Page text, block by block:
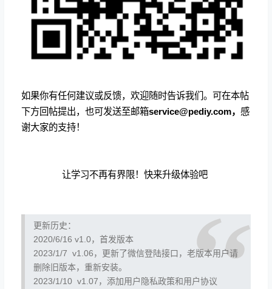
如果你有任何建议或反馈，欢迎随时告诉我们。可在本帖
下方回帖提出，也可发送至邮箱service@pediy.com， 感
谢大家的支持！
让学习不再有界限！快来升级体验吧
更新历史：
2020/6/16 v1.0，首发版本
2023/1/7 v1.06，更新了微信登陆接口，老版本用户请
删除旧版本，重新安装。
2023/1/10 v1.07，添加用户隐私政策和用户协议